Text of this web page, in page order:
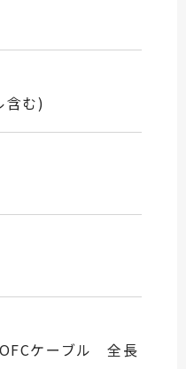
む)
ケーブル 全長